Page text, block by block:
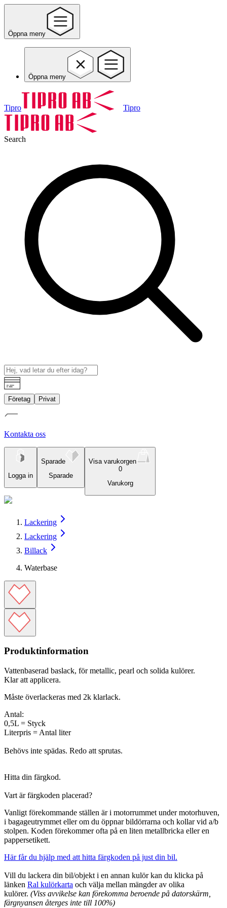
Öppna meny
Öppna meny
Tipro Tipro
Search
Företag Privat
Kontakta oss
Logga in
Sparade
Sparade
Visa varukorgen
0
Varukorg
Lackering
Lackering
Billack
Waterbase
Produktinformation
Vattenbaserad baslack, för metallic, pearl och solida kulörer.
Klar att applicera.
Måste överlackeras med 2k klarlack.
Antal:
0,5L = Styck
Literpris = Antal liter
Behövs inte spädas. Redo att sprutas.
Hitta din färgkod.
Vart är färgkoden placerad?
Vanligt förekommande ställen är i motorrummet under motorhuven,
i bagageutrymmet eller om du öppnar bildörrarna och kollar vid a/b
stolpen. Koden förekommer ofta på en liten metallbricka eller en
pappersetikett.
Här får du hjälp med att hitta färgkoden på just din bil.
Vill du lackera din bil/objekt i en annan kulör kan du klicka på
länken Ral kulörkarta och välja mellan mängder av olika
kulörer. (Viss avvikelse kan förekomma beroende på datorskärm,
färgnyansen återges inte till 100%)